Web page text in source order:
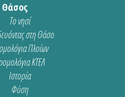
Θάσος
Το νησί
στη Θάσο
Πλοίων
ΚΤΕΛ
Ιστορία
Φύση